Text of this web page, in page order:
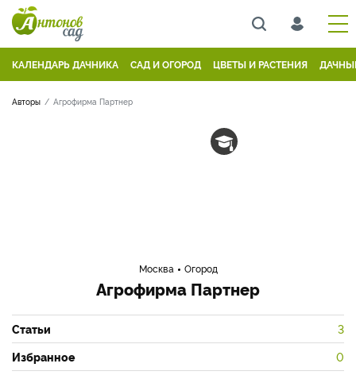
КАЛЕНДАРЬ ДАЧНИКА САД И ОГОРОД ЦВЕТЫ И РАСТЕНИЯ
Авторы Агрофирма Партнер
Москва Огород
Агрофирма Партнер
Статьи 3
Избранное 0